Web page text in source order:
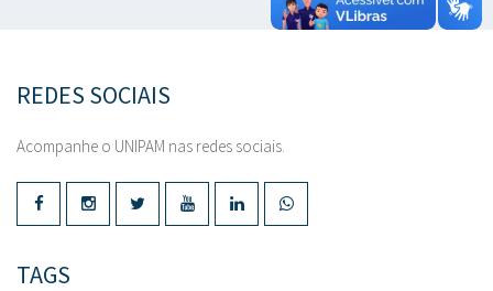
REDES SOCIAIS
Acompanhe o UNIPAM nas redes sociais.
TAGS